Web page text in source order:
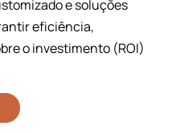
com
e